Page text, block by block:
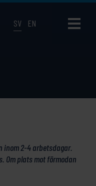
SV EN
inom 2-4 arbetsdagar.
Om plats mot förmodan